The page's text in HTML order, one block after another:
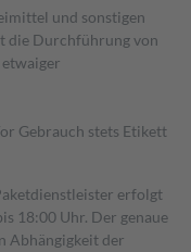
und sonstigen
die Durchführung von
Gebrauch stets Etikett
erfolgt
18:00 Uhr. Der genaue
Abhängigkeit der